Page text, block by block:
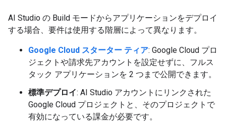
AI Studio の Build モードからアプリケーションをデプロイ
する場合、要件は使用する階層によって異なります。
Google Cloud スターター ティア: Google Cloud プロ
ジェクトや請求先アカウントを設定せずに、フルス
タック アプリケーションを 2 つまで公開できます。
標準デプロイ: AI Studio アカウントにリンクされた
Google Cloud プロジェクトと、そのプロジェクトで
有効になっている課金が必要です。